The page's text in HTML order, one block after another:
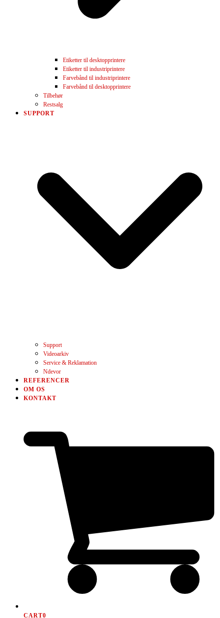
Etiketter til desktopprintere
Etiketter til industriprintere
Farvebånd til industriprintere
Farvebånd til desktopprintere
Tilbehør
Restsalg
SUPPORT
Support
Videoarkiv
Service & Reklamation
Ndevor
REFERENCER
OM OS
KONTAKT
CART0